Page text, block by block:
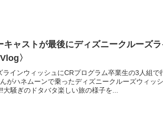
キャストが最後にディズニークルーズ
〉
インウィッシュにCRプログラム卒業生の3人組で
がハネムーンで乗ったディズニークルーズウィッ
大騒ぎのドタバタ楽しい旅の様子を...